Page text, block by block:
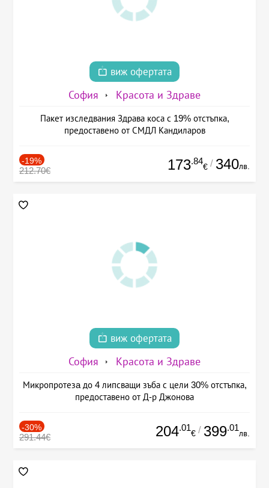
виж офертата
София Красота и Здраве
Пакет изследвания Здрава коса с 19% отстъпка,
предоставено от СМДЛ Кандиларов
-19%
212.70€ 173.84
€ / 340лв.
виж офертата
София Красота и Здраве
Микропротезa до 4 липсващи зъба с цели 30% отстъпка,
предоставено от Д-р Джонова
-30%
291.44€ 204.01
€ / 399.01
лв.